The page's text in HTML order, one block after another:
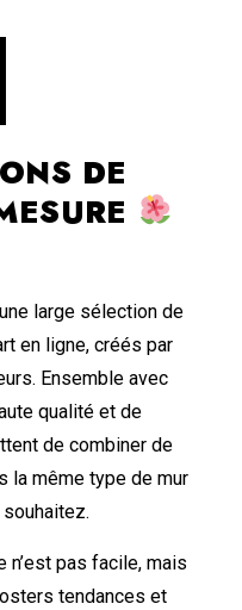
DE
large sélection de
en ligne, créés par
Ensemble avec
qualité et de
de combiner de
la même type de mur
n’est pas facile, mais
tendances et